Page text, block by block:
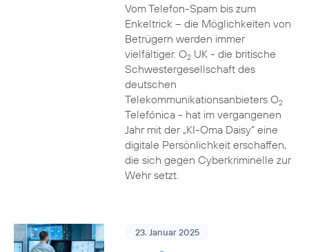
Vom Telefon-Spam bis zum
Enkeltrick – die Möglichkeiten von
Betrügern werden immer
vielfältiger. O2UK - die britische
Schwestergesellschaft des
deutschen
Telekommunikationsanbieters O2
Telefónica - hat im vergangenen
Jahr mit der „KI-Oma Daisy“ eine
digitale Persönlichkeit erschaffen,
die sich gegen Cyberkriminelle zur
Wehr setzt.
23. Januar 2025